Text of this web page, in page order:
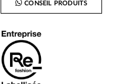
CONSEIL PRODUITS